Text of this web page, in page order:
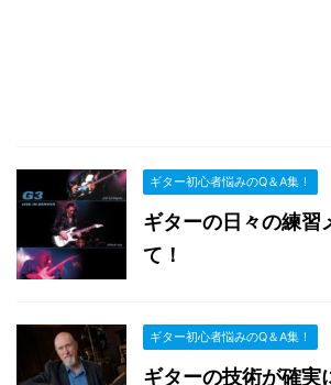
ギター初心者悩みのQ＆A集！
ギターの日々の練習
て！
ギター初心者悩みのQ＆A集！
ギターの技術が確実